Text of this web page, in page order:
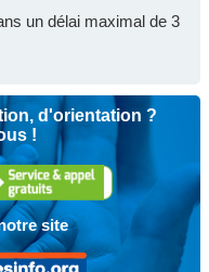
un délai maximal de 3
d'orientation ?
!
site